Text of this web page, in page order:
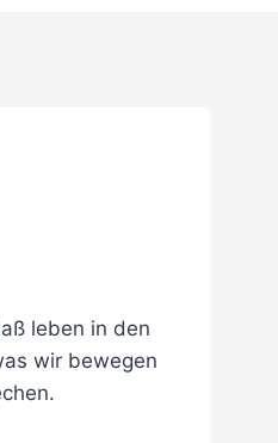
leben in den
wir bewegen